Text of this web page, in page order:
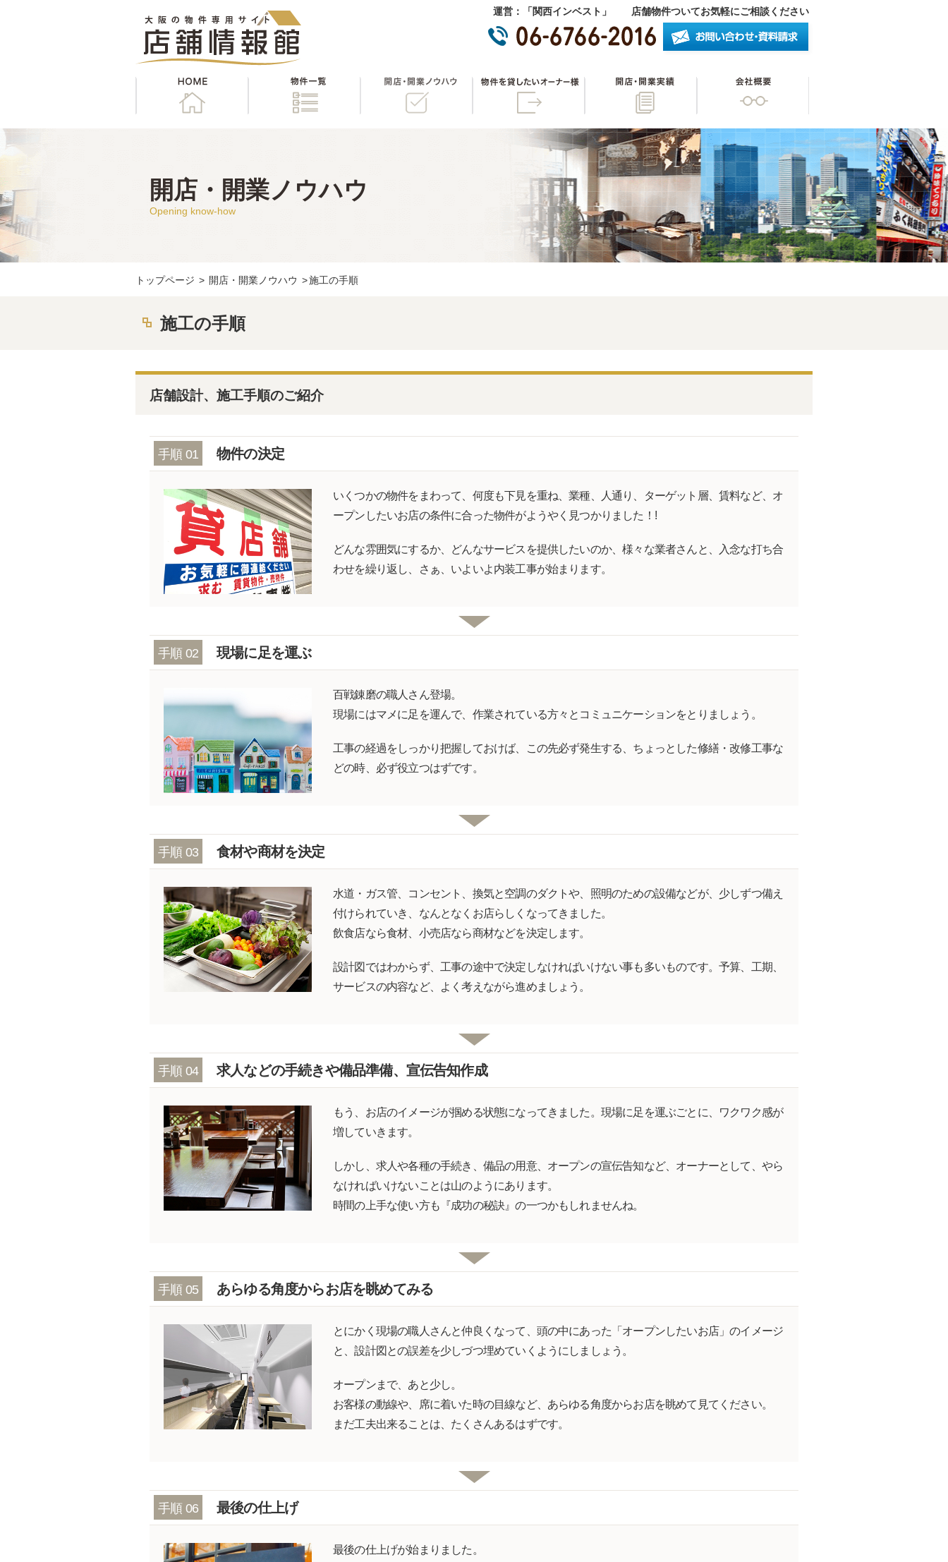
運営：「関西インベスト」 店舗物件ついてお気軽にご相談ください
物件一覧 開店・開業ノウハウ 物件を貸したいオーナー様 開店・開業実績
開店・開業ノウハウ
Opening know-how
トップページ > 開店・開業ノウハウ >施工の手順
施工の手順
店舗設計、施工手順のご紹介
手順 01 物件の決定
いくつかの物件をまわって、何度も下見を重ね、業種、人通り、ターゲット層、賃料など、オ
ープンしたいお店の条件に合った物件がようやく見つかりました！!
どんな雰囲気にするか、どんなサービスを提供したいのか、様々な業者さんと、入念な打ち合
わせを繰り返し、さぁ、いよいよ内装工事が始まります。
手順 02 現場に足を運ぶ
百戦錬磨の職人さん登場。
現場にはマメに足を運んで、作業されている方々とコミュニケーションをとりましょう。
工事の経過をしっかり把握しておけば、この先必ず発生する、ちょっとした修繕・改修工事な
どの時、必ず役立つはずです。
手順 03 食材や商材を決定
水道・ガス管、コンセント、換気と空調のダクトや、照明のための設備などが、少しずつ備え
付けられていき、なんとなくお店らしくなってきました。
飲食店なら食材、小売店なら商材などを決定します。
設計図ではわからず、工事の途中で決定しなければいけない事も多いものです。予算、工期、
サービスの内容など、よく考えながら進めましょう。
手順 04 求人などの手続きや備品準備、宣伝告知作成
もう、お店のイメージが掴める状態になってきました。現場に足を運ぶごとに、ワクワク感が
増していきます。
しかし、求人や各種の手続き、備品の用意、オープンの宣伝告知など、オーナーとして、やら
なければいけないことは山のようにあります。
時間の上手な使い方も『成功の秘訣』の一つかもしれませんね。
手順 05 あらゆる角度からお店を眺めてみる
とにかく現場の職人さんと仲良くなって、頭の中にあった「オープンしたいお店」のイメージ
と、設計図との誤差を少しづつ埋めていくようにしましょう。
オープンまで、あと少し。
お客様の動線や、席に着いた時の目線など、あらゆる角度からお店を眺めて見てください。
まだ工夫出来ることは、たくさんあるはずです。
手順 06 最後の仕上げ
最後の仕上げが始まりました。